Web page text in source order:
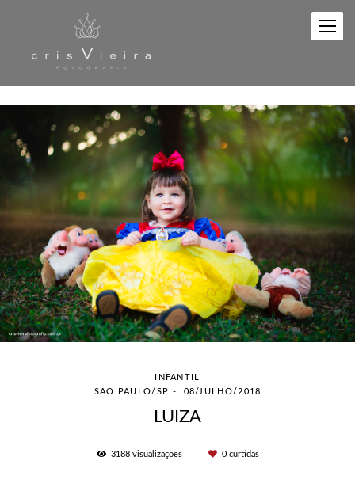
INFANTIL
SÃO PAULO/SP
08/JULHO/2018
LUIZA
3188visualizações 0curtidas